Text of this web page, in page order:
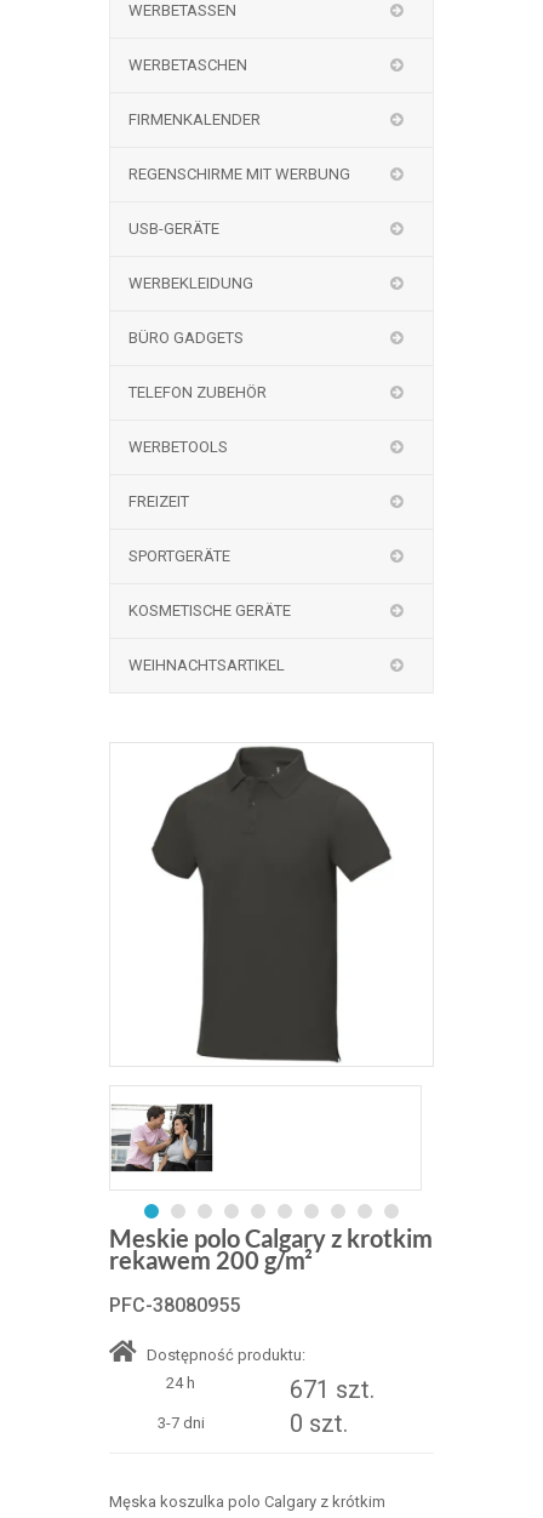
WERBETASSEN
WERBETASCHEN
FIRMENKALENDER
REGENSCHIRME MIT WERBUNG
USB-GERÄTE
WERBEKLEIDUNG
BÜRO GADGETS
TELEFON ZUBEHÖR
WERBETOOLS
FREIZEIT
SPORTGERÄTE
KOSMETISCHE GERÄTE
WEIHNACHTSARTIKEL
Meskie polo Calgary z krotkim
rekawem 200 g/m²
PFC-38080955
Dostępność produktu:
24 h
671 szt.
3-7 dni 0 szt.
Męska koszulka polo Calgary z krótkim